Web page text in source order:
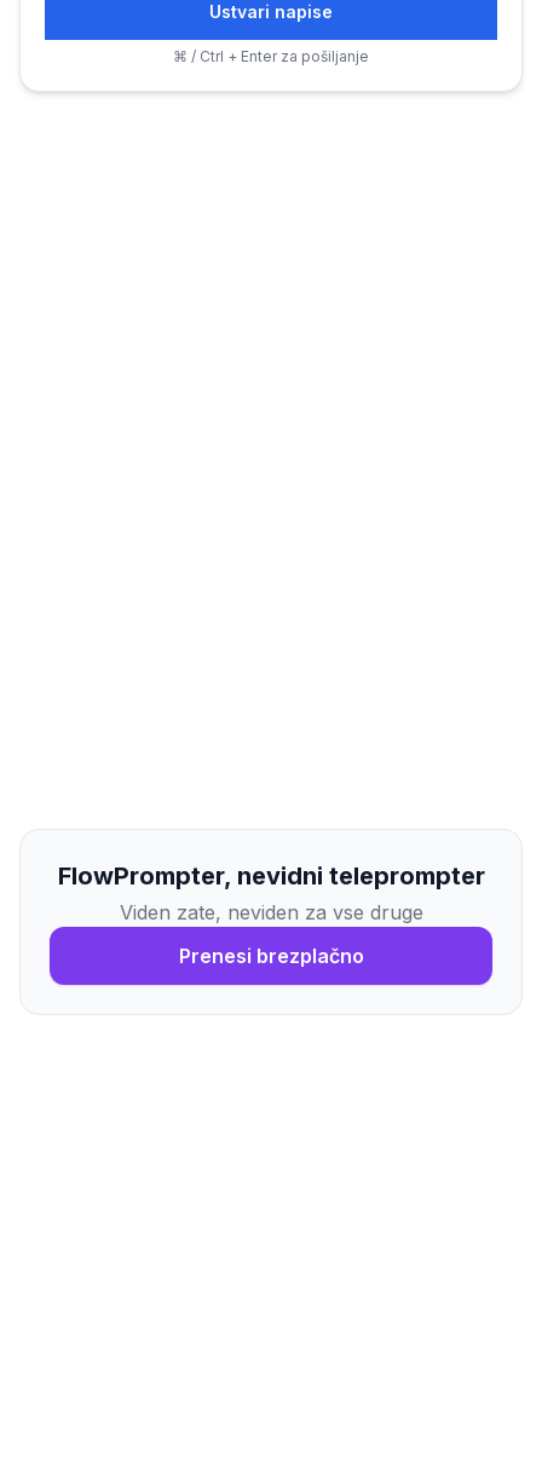
Ustvari napise
⌘ / Ctrl + Enter za pošiljanje
FlowPrompter, nevidni teleprompter
Viden zate, neviden za vse druge
Prenesi brezplačno